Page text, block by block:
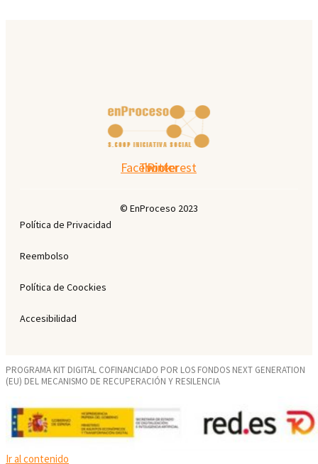
Facebook
Twitter
Pinterest
© EnProceso 2023
Política de Privacidad
Reembolso
Política de Coockies
Accesibilidad
PROGRAMA KIT DIGITAL COFINANCIADO POR LOS FONDOS NEXT GENERATION
(EU) DEL MECANISMO DE RECUPERACIÓN Y RESILENCIA
Ir al contenido